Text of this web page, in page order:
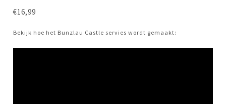
€16,99
Bekijk hoe het Bunzlau Castle servies wordt gemaakt: